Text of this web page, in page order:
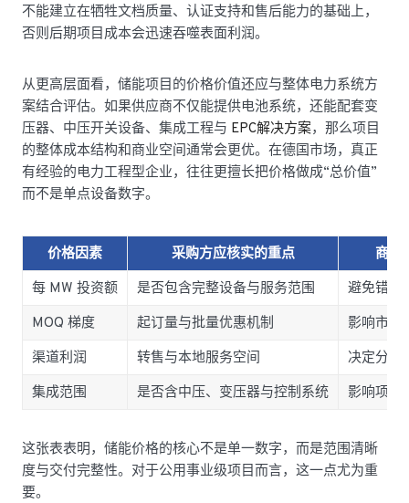
不能建立在牺牲文档质量、认证支持和售后能力的基础上，
否则后期项目成本会迅速吞噬表面利润。
从更高层面看，储能项目的价格价值还应与整体电力系统方
案结合评估。如果供应商不仅能提供电池系统，还能配套变
压器、中压开关设备、集成工程与 EPC解决方案，那么项目
的整体成本结构和商业空间通常会更优。在德国市场，真正
有经验的电力工程型企业，往往更擅长把价格做成“总价值”
而不是单点设备数字。
价格因素 采购方应核实的重点
商业
每 MW 投资额
是否包含完整设备与服务范围
避免错误
MOQ 梯度
起订量与批量优惠机制
影响市场
渠道利润
转售与本地服务空间
决定分销
集成范围
是否含中压、变压器与控制系统 影响项目
这张表表明，储能价格的核心不是单一数字，而是范围清晰
度与交付完整性。对于公用事业级项目而言，这一点尤为重
要。